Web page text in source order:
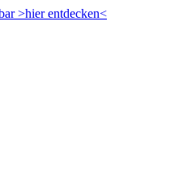
>hier entdecken<